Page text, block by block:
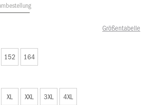
Größentabelle
152 164
XL XXL 3XL 4XL